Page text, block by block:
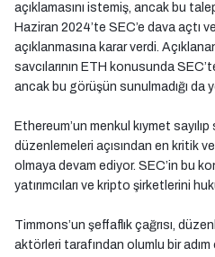
açıklamasını istemiş, ancak bu
Haziran 2024’te SEC’e dava açtı
açıklanmasına karar verdi.
savcılarının ETH konusunda
ancak bu görüşün sunulmadığı da
Ethereum’un menkul kıymet
düzenlemeleri açısından en kritik
olmaya devam ediyor. SEC’in bu
yatırımcıları ve kripto şirketlerini
Timmons’un şeffaflık çağrısı,
aktörleri tarafından olumlu bir